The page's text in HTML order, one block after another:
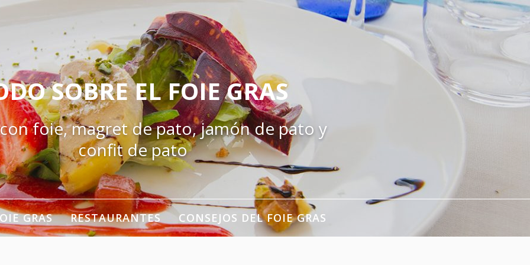
SOBRE EL FOIE GRAS
foie, magret de pato, jamón de pato y
confit de pato
GRAS RESTAURANTES CONSEJOS DEL FOIE GRAS